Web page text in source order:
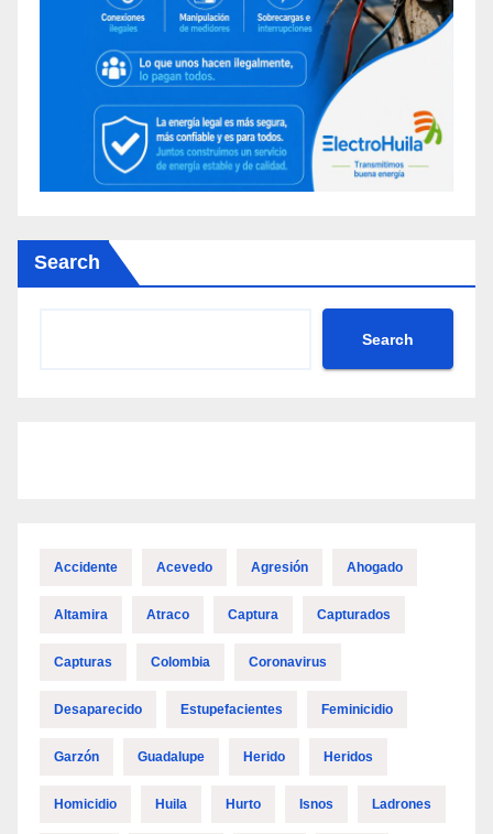
Search
Search
Accidente Acevedo Agresión Ahogado
Altamira Atraco Captura Capturados
Capturas Colombia Coronavirus
Desaparecido Estupefacientes Feminicidio
Garzón Guadalupe Herido Heridos
Homicidio Huila Hurto Isnos Ladrones